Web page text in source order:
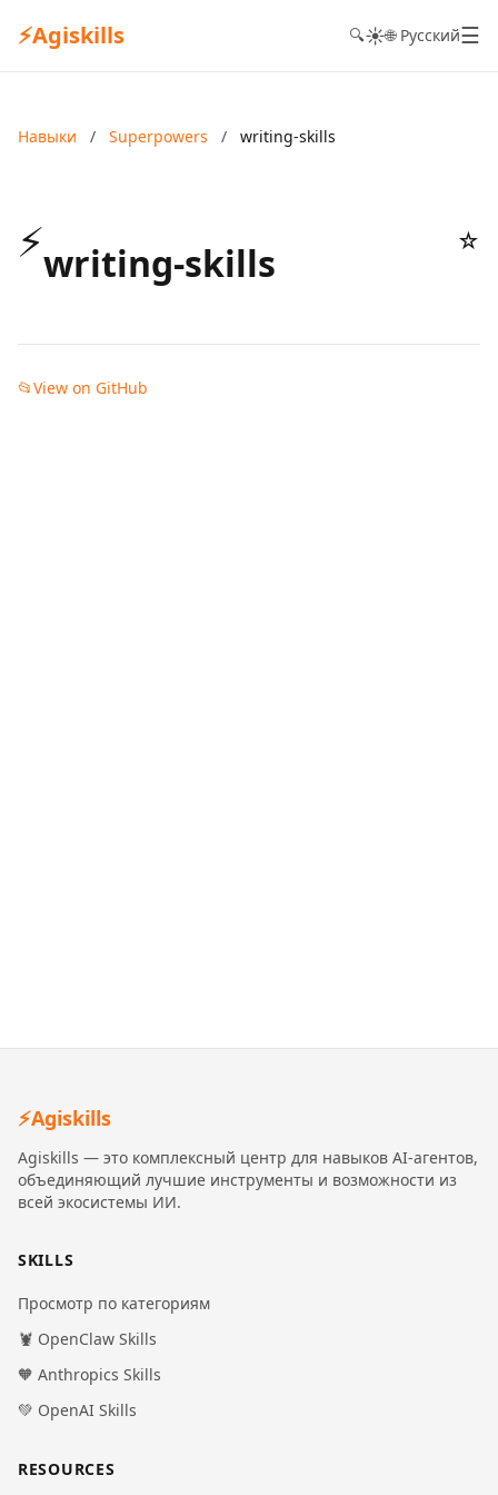
⚡Agiskills 🔍☀️🌐 Русский☰
Навыки / Superpowers / writing-skills
⚡writing-skills ☆
📂View on GitHub
⚡Agiskills
Agiskills — это комплексный центр для навыков AI-агентов,
объединяющий лучшие инструменты и возможности из
всей экосистемы ИИ.
SKILLS
Просмотр по категориям
🦞 OpenClaw Skills
🧡 Anthropics Skills
💚 OpenAI Skills
RESOURCES